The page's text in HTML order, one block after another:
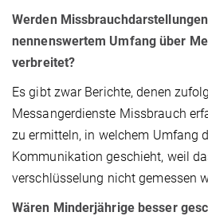
Werden
nennenswertem Umfang über
verbreitet?
Es gibt zwar Berichte, denen
Messangerdienste Missbrauch
zu ermitteln, in welchem Umfang
Kommunikation geschieht, weil
verschlüsselung nicht gemessen
Wären Minderjährige besser